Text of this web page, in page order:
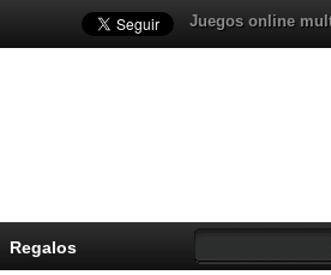
Juegos online
Regalos